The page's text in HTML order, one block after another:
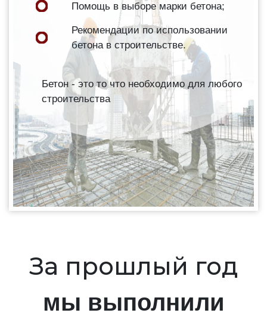
Помощь в выборе марки бетона;
Рекомендации по использовании
бетона в строительстве.
Бетон - это то что необходимо для любого
строительства
За прошлый год
мы выполнили